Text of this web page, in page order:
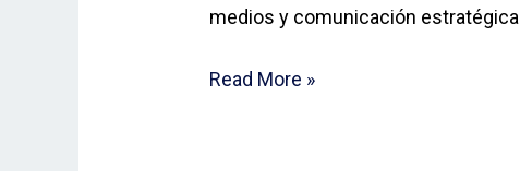
medios y comunicación
Read More »